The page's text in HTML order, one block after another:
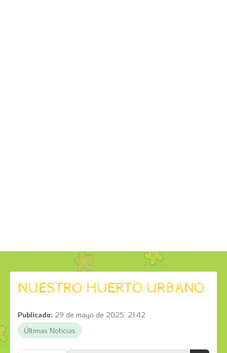
NUESTRO HUERTO URBANO
Publicado: 29 de mayo de 2025, 21:42
Últimas Noticias